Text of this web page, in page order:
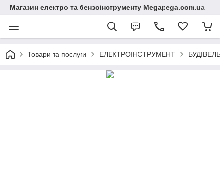
Магазин електро та бензоінструменту Megapega.com.ua
Товари та послуги ЕЛЕКТРОІНСТРУМЕНТ